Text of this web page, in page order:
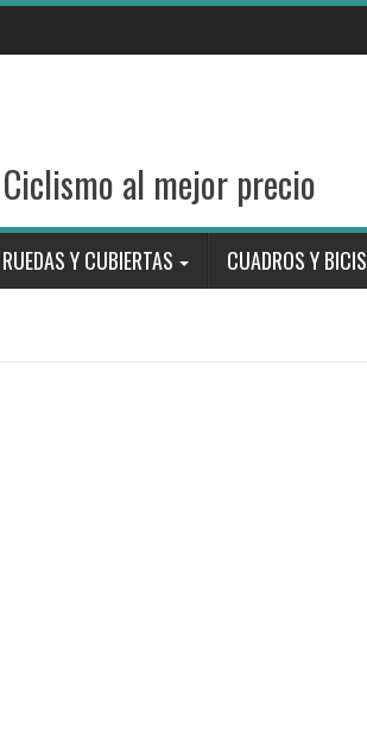
al mejor precio
RUEDAS Y CUBIERTAS CUADROS Y BICIS